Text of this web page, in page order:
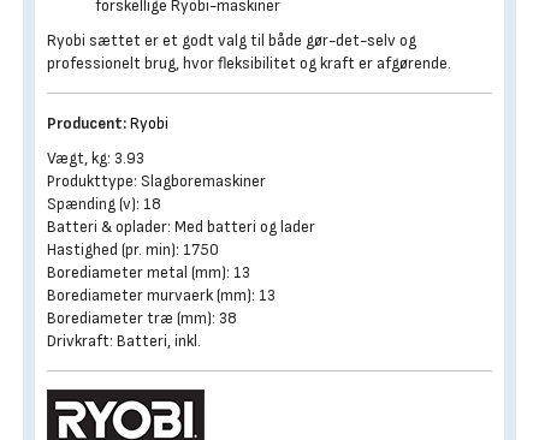
forskellige Ryobi-maskiner
Ryobi sættet er et godt valg til både gør-det-selv og
professionelt brug, hvor fleksibilitet og kraft er afgørende.
Producent:Ryobi
Vægt, kg: 3.93
Produkttype: Slagboremaskiner
Spænding (v): 18
Batteri & oplader: Med batteri og lader
Hastighed (pr. min): 1750
Borediameter metal (mm): 13
Borediameter murvaerk (mm): 13
Borediameter træ (mm): 38
Drivkraft: Batteri, inkl.